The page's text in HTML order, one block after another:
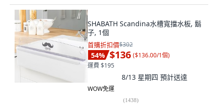
SHABATH Scandina水槽寬擋水板, 鬍
子, 1個
首購折扣價$302
54% $136 ($136.00/1個)
運費 $195
8/13 星期四 預計送達
WOW免運
(1438)